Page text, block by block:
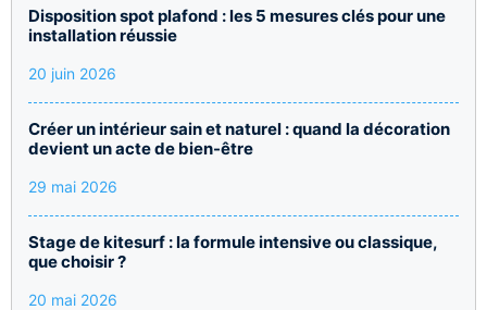
Disposition spot plafond : les 5 mesures clés pour une
installation réussie
20 juin 2026
Créer un intérieur sain et naturel : quand la décoration
devient un acte de bien-être
29 mai 2026
Stage de kitesurf : la formule intensive ou classique,
que choisir ?
20 mai 2026